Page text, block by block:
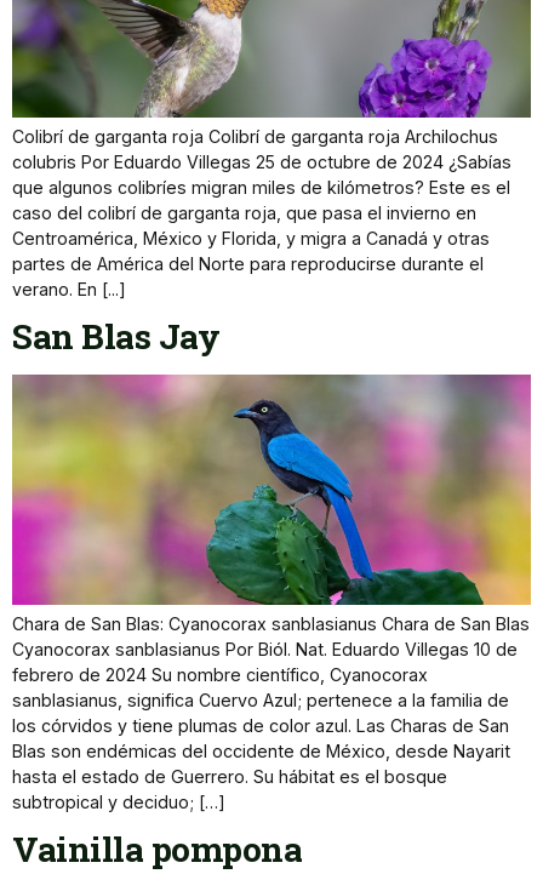
Colibrí de garganta roja Colibrí de garganta roja Archilochus
colubris Por Eduardo Villegas 25 de octubre de 2024 ¿Sabías
que algunos colibríes migran miles de kilómetros? Este es el
caso del colibrí de garganta roja, que pasa el invierno en
Centroamérica, México y Florida, y migra a Canadá y otras
partes de América del Norte para reproducirse durante el
verano. En [...]
San Blas Jay
Chara de San Blas: Cyanocorax sanblasianus Chara de San Blas
Cyanocorax sanblasianus Por Biól. Nat. Eduardo Villegas 10 de
febrero de 2024 Su nombre científico, Cyanocorax
sanblasianus, significa Cuervo Azul; pertenece a la familia de
los córvidos y tiene plumas de color azul. Las Charas de San
Blas son endémicas del occidente de México, desde Nayarit
hasta el estado de Guerrero. Su hábitat es el bosque
subtropical y deciduo; […]
Vainilla pompona